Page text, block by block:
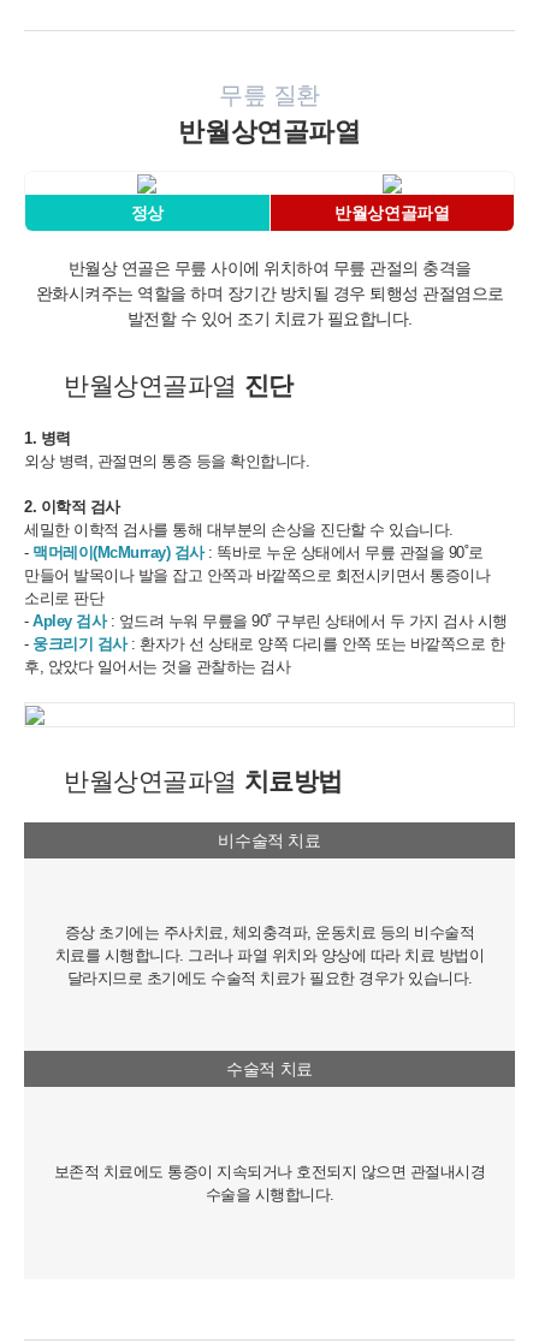
무릎 질환
반월상연골파열
정상 반월상연골파열
반월상 연골은 무릎 사이에 위치하여 무릎 관절의 충격을
완화시켜주는 역할을 하며 장기간 방치될 경우 퇴행성 관절염으로
발전할 수 있어 조기 치료가 필요합니다.
반월상연골파열 진단
1. 병력
외상 병력, 관절면의 통증 등을 확인합니다.
2. 이학적 검사
세밀한 이학적 검사를 통해 대부분의 손상을 진단할 수 있습니다.
- 맥머레이(McMurray) 검사: 똑바로 누운 상태에서 무릎 관절을 90˚로
만들어 발목이나 발을 잡고 안쪽과 바깥쪽으로 회전시키면서 통증이나
소리로 판단
- Apley 검사: 엎드려 누워 무릎을 90˚ 구부린 상태에서 두 가지 검사 시행
- 웅크리기 검사: 환자가 선 상태로 양쪽 다리를 안쪽 또는 바깥쪽으로 한
후, 앉았다 일어서는 것을 관찰하는 검사
반월상연골파열 치료방법
비수술적 치료
증상 초기에는 주사치료, 체외충격파, 운동치료 등의 비수술적
치료를 시행합니다. 그러나 파열 위치와 양상에 따라 치료 방법이
달라지므로 초기에도 수술적 치료가 필요한 경우가 있습니다.
수술적 치료
보존적 치료에도 통증이 지속되거나 호전되지 않으면 관절내시경
수술을 시행합니다.